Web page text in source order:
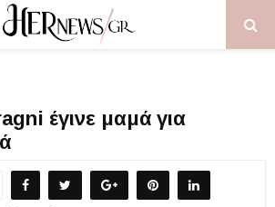
έγινε μαμά για